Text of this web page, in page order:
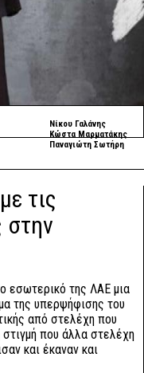
Νίκου Γαλάνης
Κώστα Μαρματάκης
Παναγιώτη Σωτήρη
τις
στην
εσωτερικό της ΛΑΕ μια
της υπερψήφισης του
από στελέχη που
που άλλα στελέχη
και έκαναν και